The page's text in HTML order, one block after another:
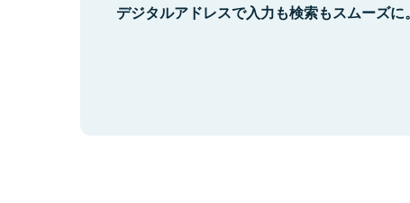
デジタルアドレスで入力も検索もスムーズに。